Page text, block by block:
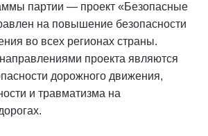
партии — проект «Безопасные
на повышение безопасности
во всех регионах страны.
проекта являются
дорожного движения,
и травматизма на